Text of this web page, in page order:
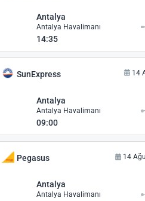
Antalya
Antalya Havalimanı
14:35
SunExpress 14
Antalya
Antalya Havalimanı
09:00
Pegasus 14
Antalya
Antalya Havalimanı